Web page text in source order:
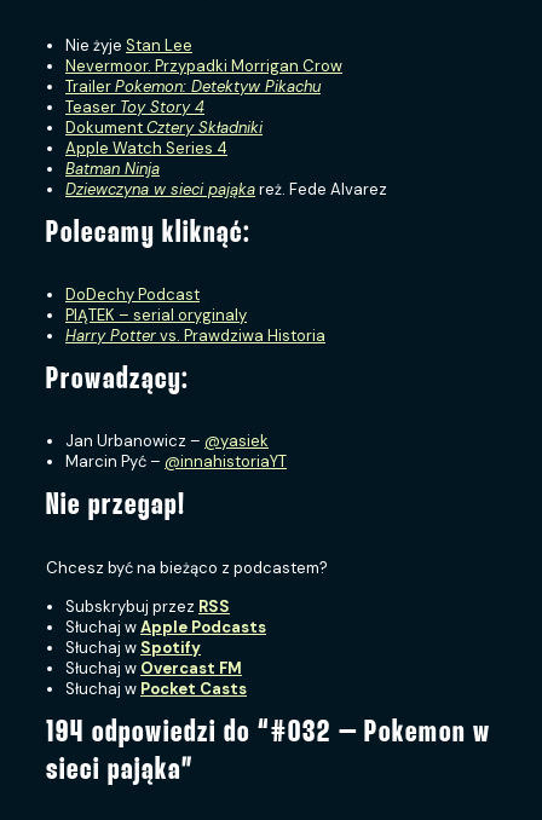
Nie żyje Stan Lee
Nevermoor. Przypadki Morrigan Crow
TrailerPokemon: Detektyw Pikachu
Teaser Toy Story 4
DokumentCztery Składniki
Apple Watch Series 4
Batman Ninja
Dziewczyna w sieci pająkareż. Fede Alvarez
Polecamy kliknąć:
DoDechy Podcast
PIĄTEK – serial oryginaly
Harry Pottervs. Prawdziwa Historia
Prowadzący:
Jan Urbanowicz – @yasiek
Marcin Pyć – @innahistoriaYT
Nie przegap!
Chcesz być na bieżąco z podcastem?
Subskrybuj przez RSS
Słuchaj wApple Podcasts
Słuchaj w Spotify
Słuchaj w Overcast FM
Słuchaj w Pocket Casts
194 odpowiedzi do “#032 – Pokemon w
sieci pająka”